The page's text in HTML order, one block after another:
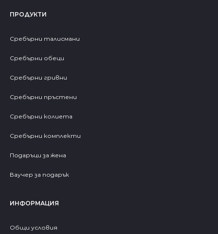
ПРОДУКТИ
Сребърни талисмани
Сребърни обеци
Сребърни гривни
Сребърни пръстени
Сребърни колиета
Сребърни комплекти
Подаръци за жена
Ваучер за подарък
ИНФОРМАЦИЯ
Общи условия